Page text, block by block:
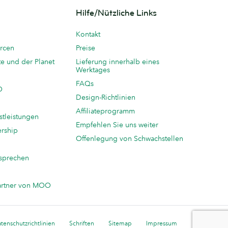
und der Planet
von MOO
Hilfe/Nützliche Links
Kontakt
Preise
Lieferung innerhalb eines
Werktages
FAQs
Design-Richtlinien
Affiliateprogramm
Empfehlen Sie uns weiter
Offenlegung von Schwachstellen
Schriften Sitemap Impressum